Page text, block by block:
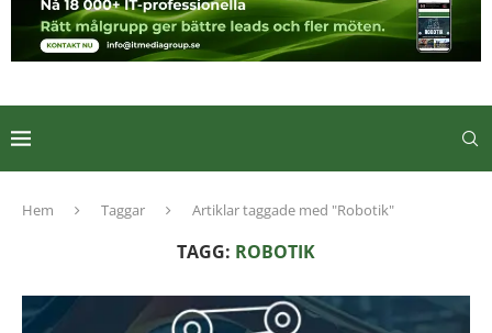
Hem Taggar Artiklar taggade med "Robotik"
TAGG: ROBOTIK